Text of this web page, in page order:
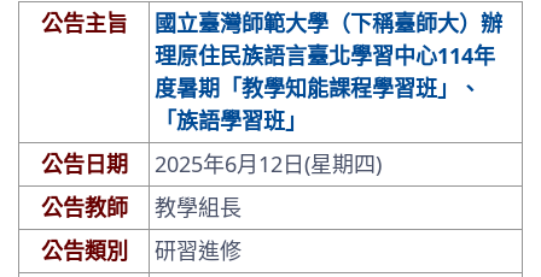
公告主旨
國立臺灣師範大學（下稱臺師大）辦
理原住民族語言臺北學習中心114年
度暑期「教學知能課程學習班」、
「族語學習班」
公告日期
2025年6月12日(星期四)
公告教師
教學組長
公告類別
研習進修